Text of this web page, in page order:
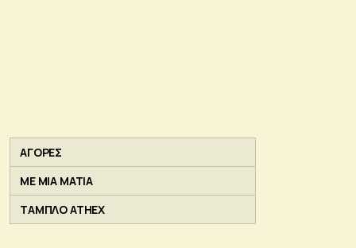
ΑΓΟΡΕΣ
ΜΕ ΜΙΑ ΜΑΤΙΑ
ΤΑΜΠΛΟ ATHEX